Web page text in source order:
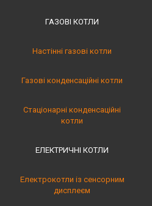
ГАЗОВІ КОТЛИ
Настінні газові котли
Газові конденсаційні котли
Стаціонарні конденсаційні
котли
ЕЛЕКТРИЧНІ КОТЛИ
Електрокотли із сенсорним
дисплеєм